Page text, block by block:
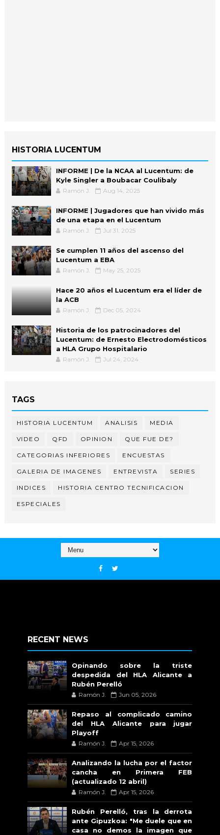
HISTORIA LUCENTUM
INFORME | De la NCAA al Lucentum: de
Kyle Singler a Boubacar Coulibaly
Ramón J. Aug 14, 2025
INFORME | Jugadores que han vivido más
de una etapa en el Lucentum
Ramón J. Jul 31, 2025
Se cumplen 11 años del ascenso del
Lucentum a EBA
Ramón J. May 25, 2025
Hace 20 años el Lucentum era el líder de
la ACB
Ramón J. Dec 05, 2024
Historia de los patrocinadores del
Lucentum: de Ernesto Electrodomésticos
a HLA Grupo Hospitalario
Ramón J. Jul 24, 2024
TAGS
HISTORIA LUCENTUM ANALISIS MEDIA
VIDEO QFD OPINION QUE FUE DE?
CATEGORIAS INFERIORES ENCUESTAS
GALERIA DE IMAGENES ENTREVISTA SERIES
INDICES HISTORIA CENTRO TECNIFICACION
ESPECIALES
RECENT NEWS
Opinando sobre la triste
despedida del HLA Alicante a
Rubén Perelló
Ramón J. Jun 05, 2026
Repaso al complicado camino
del HLA Alicante para jugar
Playoff
Ramón J. Apr 15, 2026
Analizando la lucha por el factor
cancha en Primera FEB
(actualizado 12 abril)
Ramón J. Apr 15, 2026
Rubén Perelló, tras la derrota
ante Gipuzkoa: "Me duele que en
casa no demos la imagen que